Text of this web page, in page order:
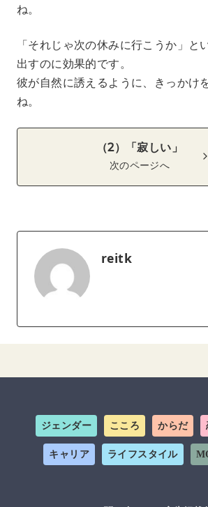
ね。
「それじゃ次の休みに行こうか」と
出すのに効果的です。
彼が自然に誘えるように、きっかけ
ね。
（2）「寂しい」
次のページへ
reitk
ジェンダー こころ からだ
キャリア ライフスタイル